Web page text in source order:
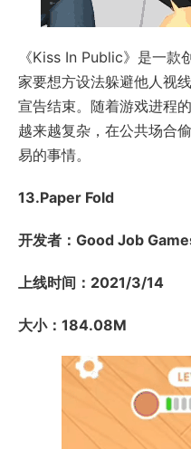
《Kiss In Public》是一款
家要想方设法躲避他人视
宣告结束。随着游戏进程
越来越复杂，在公共场合
易的事情。
13.Paper Fold
开发者：Good Job
上线时间：2021/3/14
大小：184.08M